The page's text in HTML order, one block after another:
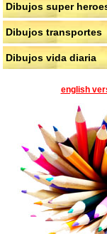
Dibujos super
Dibujos transportes
Dibujos vida diaria
english